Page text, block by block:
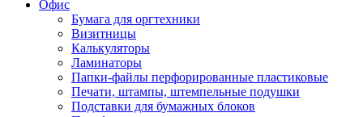
Офис
Бумага для оргтехники
Визитницы
Калькуляторы
Ламинаторы
Папки-файлы перфорированные пластиковые
Печати, штампы, штемпельные подушки
Подставки для бумажных блоков